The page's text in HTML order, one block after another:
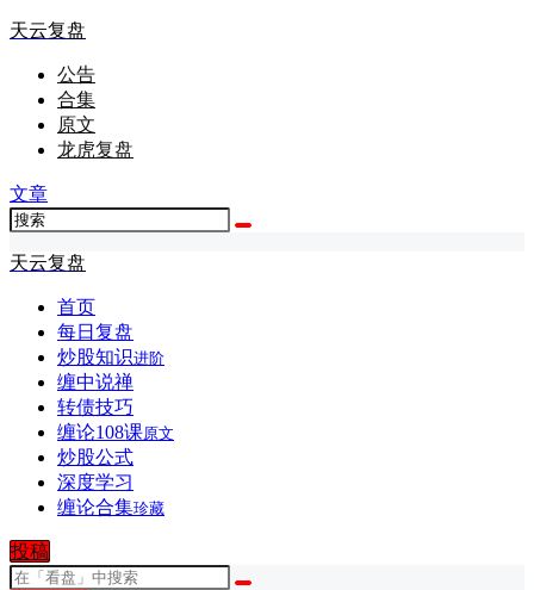
天云复盘
公告
合集
原文
龙虎复盘
文章
天云复盘
首页
每日复盘
炒股知识进阶
缠中说禅
转债技巧
缠论108课原文
炒股公式
深度学习
缠论合集珍藏
投稿